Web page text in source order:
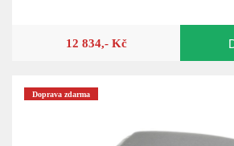
12 834,- Kč
Doprava zdarma